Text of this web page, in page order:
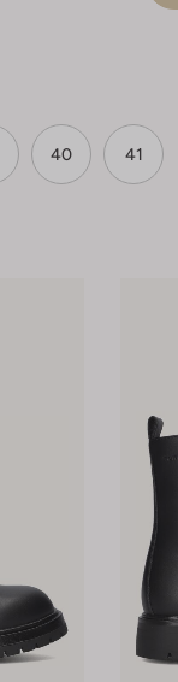
40 41